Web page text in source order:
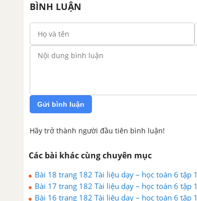
BÌNH LUẬN
Gửi bình luận
Hãy trở thành người đầu tiên bình luận!
Các bài khác cùng chuyên mục
Bài 18 trang 182 Tài liệu dạy – học toán 6 tập 1
Bài 17 trang 182 Tài liệu dạy – học toán 6 tập 1
Bài 16 trang 182 Tài liệu dạy – học toán 6 tập 1